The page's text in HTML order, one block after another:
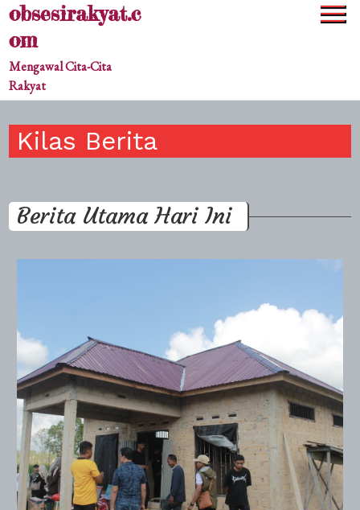
Skipobsesirakyat.c
om
Mengawal Cita-Cita
Rakyat
Kilas Berita
Berita Utama Hari Ini